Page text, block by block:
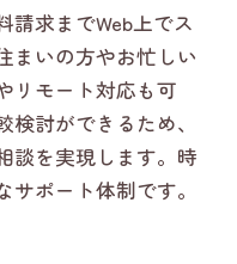
請求までWeb上でス
まいの方やお忙しい
リモート対応も可
討ができるため、
談を実現します。時
ポート体制です。